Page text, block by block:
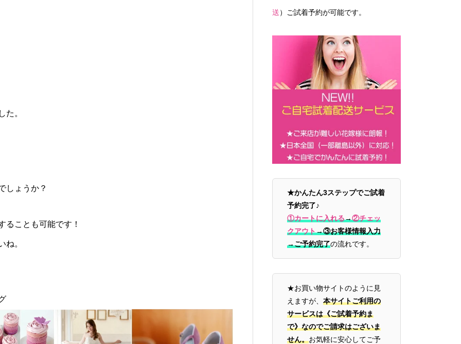
た。
しょうか？
ることも可能です！
ね。
送）ご試着予約が可能です。
★かんたん3ステップでご試着
予約完了♪
①カートに入れる→②チェッ
クアウト→③お客様情報入力
→ご予約完了の流れです。
★お買い物サイトのように見
えますが、 本サイトご利用の
サービスは《ご試着予約ま
で》なのでご請求はございま
せん。お気軽に安心してご予